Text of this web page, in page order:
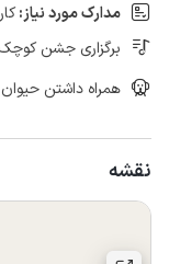
مدارک مورد نیاز:
برگزاری جشن کوچک
همراه داشتن
نقشه